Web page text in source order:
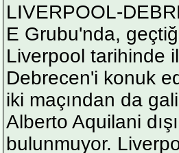
LIVERPOOL-
E Grubu'nda,
Liverpool tarihinde
Debrecen'i konuk
iki maçından da
Alberto Aquilani
bulunmuyor.